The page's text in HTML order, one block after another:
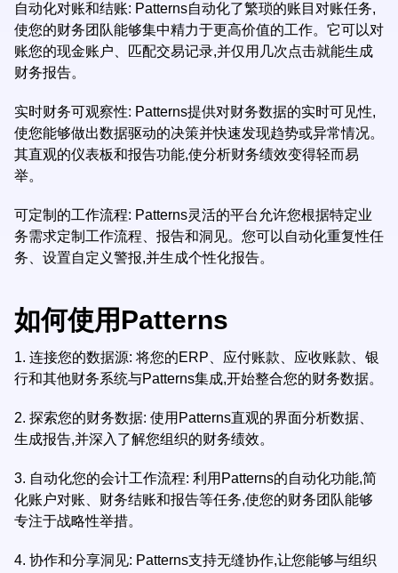
自动化对账和结账: Patterns自动化了繁琐的账目对账任务,
使您的财务团队能够集中精力于更高价值的工作。它可以对
账您的现金账户、匹配交易记录,并仅用几次点击就能生成
财务报告。
实时财务可观察性: Patterns提供对财务数据的实时可见性,
使您能够做出数据驱动的决策并快速发现趋势或异常情况。
其直观的仪表板和报告功能,使分析财务绩效变得轻而易
举。
可定制的工作流程: Patterns灵活的平台允许您根据特定业
务需求定制工作流程、报告和洞见。您可以自动化重复性任
务、设置自定义警报,并生成个性化报告。
如何使用Patterns
1. 连接您的数据源: 将您的ERP、应付账款、应收账款、银
行和其他财务系统与Patterns集成,开始整合您的财务数据。
2. 探索您的财务数据: 使用Patterns直观的界面分析数据、
生成报告,并深入了解您组织的财务绩效。
3. 自动化您的会计工作流程: 利用Patterns的自动化功能,简
化账户对账、财务结账和报告等任务,使您的财务团队能够
专注于战略性举措。
4. 协作和分享洞见: Patterns支持无缝协作,让您能够与组织